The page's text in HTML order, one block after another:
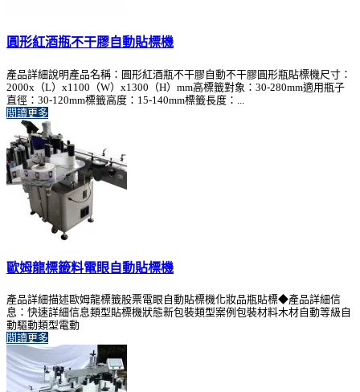
圓形紅酒瓶不干膠自動貼標機
產品詳細說明產品名稱：圓形紅酒瓶不干膠自動不干膠圓形瓶貼標機尺寸：
2000x（L）x1100（W）x1300（H）mm高標籤對象：30-280mm適用瓶子
直徑：30-120mm標籤高度：15-140mm標籤長度：...
閱讀更多
歐姆龍標籤料電眼自動貼標機
產品詳細描述歐姆龍標籤股票電眼自動貼標機化妝品瓶貼標◆產品詳細信
息：快速詳細信息類型貼標機狀態新包裝類型案例包裝材料木材自動等級自
動驅動類型電動
閱讀更多